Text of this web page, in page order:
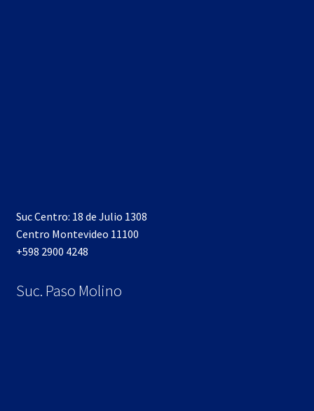
Suc Centro: 18 de Julio 1308
Centro Montevideo 11100
+598 2900 4248
Suc. Paso Molino